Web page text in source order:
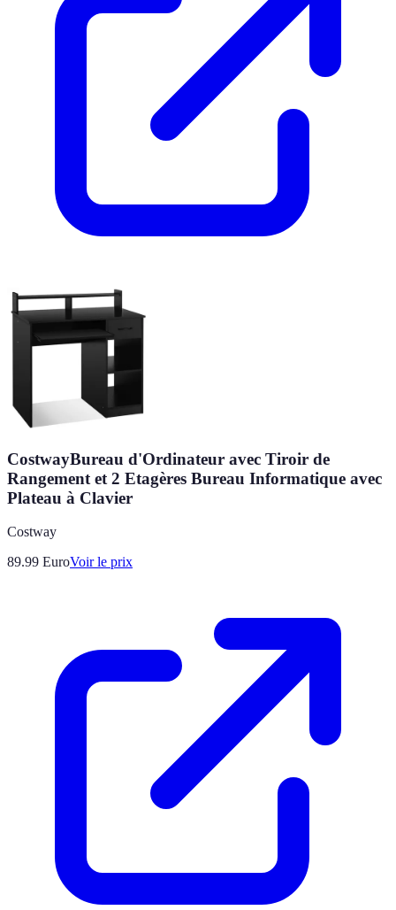
CostwayBureau d'Ordinateur avec Tiroir de
Rangement et 2 Etagères Bureau Informatique avec
Plateau à Clavier
Costway
89.99 EuroVoir le prix